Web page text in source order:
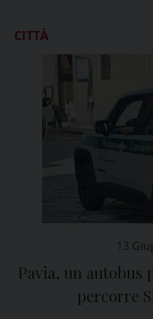
CITTÀ
13
Pavia, un autobus
percorre